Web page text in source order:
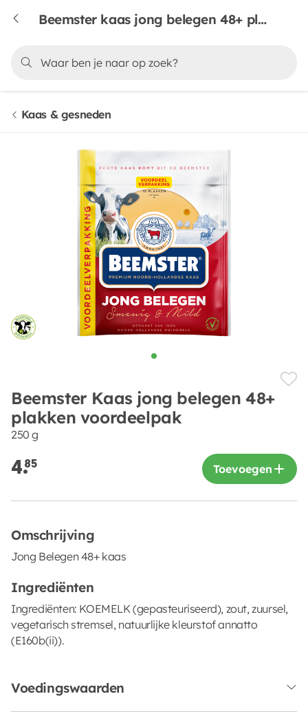
Beemster kaas jong belegen 48+ plakken voordeelpak
Kaas & gesneden
Beemster Kaas jong belegen 48+
plakken voordeelpak
250 g
4.85 Toevoegen
Omschrijving
Jong Belegen 48+ kaas
Ingrediënten
Ingrediënten: KOEMELK (gepasteuriseerd), zout, zuursel,
vegetarisch stremsel, natuurlijke kleurstof annatto
(E160b(ii)).
Voedingswaarden